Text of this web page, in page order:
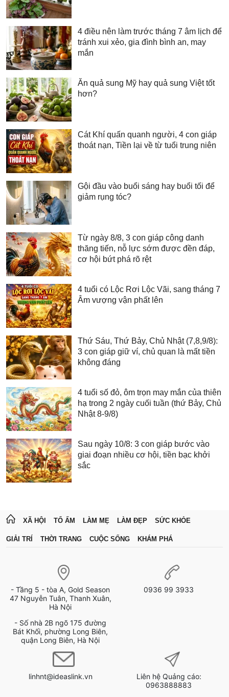
4 điều nên làm trước tháng 7 âm lịch để
tránh xui xẻo, gia đình bình an, may
mắn
Ăn quả sung Mỹ hay quả sung Việt tốt
hơn?
Cát Khí quấn quanh người, 4 con giáp
thoát nạn, Tiền lại về từ tuổi trung niên
Gội đầu vào buổi sáng hay buổi tối để
giảm rụng tóc?
Từ ngày 8/8, 3 con giáp công danh
thăng tiến, nỗ lực sớm được đền đáp,
cơ hội bứt phá rõ rệt
4 tuổi có Lộc Rơi Lộc Vãi, sang tháng 7
Âm vượng vận phất lên
Thứ Sáu, Thứ Bảy, Chủ Nhật (7,8,9/8):
3 con giáp giữ ví, chủ quan là mất tiền
không đáng
4 tuổi số đỏ, ôm trọn may mắn của thiên
hạ trong 2 ngày cuối tuần (thứ Bảy, Chủ
Nhật 8-9/8)
Sau ngày 10/8: 3 con giáp bước vào
giai đoạn nhiều cơ hội, tiền bạc khởi
sắc
XÃ HỘI TỔ ẤM LÀM MẸ LÀM ĐẸP SỨC KHỎE
GIẢI TRÍ THỜI TRANG CUỘC SỐNG KHÁM PHÁ
- Tầng 5 - tòa A, Gold Season
47 Nguyễn Tuân, Thanh Xuân,
Hà Nội
- Số nhà 2B ngõ 175 đường
Bát Khối, phường Long Biên,
quận Long Biên, Hà Nội
0936 99 3933
linhnt@ideaslink.vn
Liên hệ Quảng cáo:
0963888883